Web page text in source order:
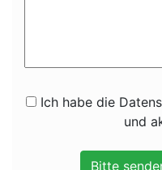
Ich habe die
und